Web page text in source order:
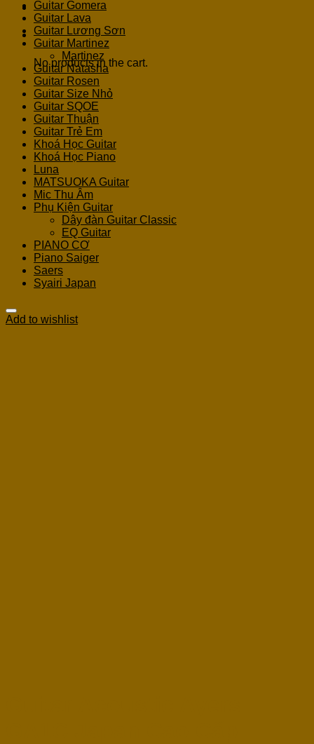
Cart
No products in the cart.
Guitar Gomera
Guitar Lava
Guitar Lương Sơn
Guitar Martinez
Martinez
Guitar Natasha
Guitar Rosen
Guitar Size Nhỏ
Guitar SQOE
Guitar Thuận
Guitar Trẻ Em
Khoá Học Guitar
Khoá Học Piano
Luna
MATSUOKA Guitar
Mic Thu Âm
Phụ Kiện Guitar
Dây đàn Guitar Classic
EQ Guitar
PIANO CƠ
Piano Saiger
Saers
Syairi Japan
Add to wishlist